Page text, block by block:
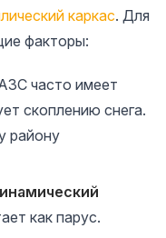
каркас. Для
факторы:
часто имеет
скоплению снега.
району
как парус.